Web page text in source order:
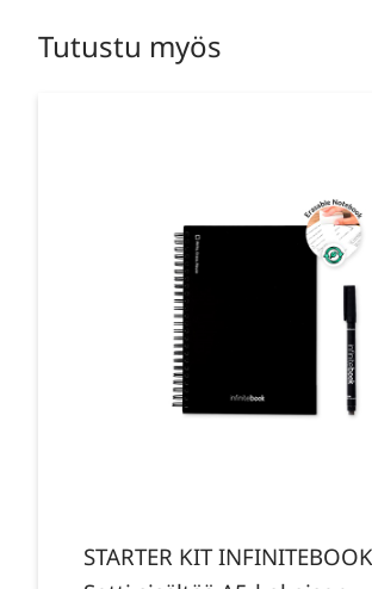
Tutustu myös
STARTER KIT